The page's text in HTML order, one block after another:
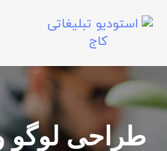
طراحی لوگو